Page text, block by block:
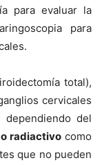
para evaluar la
para
total),
cervicales
dependiendo del
radiactivo como
que no pueden